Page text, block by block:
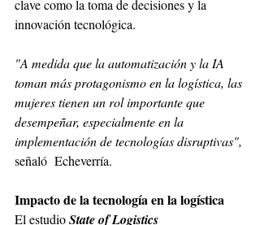
clave como la toma de decisiones y la
innovación tecnológica.
"A medida que la automatización y la IA
toman más protagonismo en la logística, las
mujeres tienen un rol importante que
desempeñar, especialmente en la
implementación de tecnologías disruptivas",
señaló  Echeverría.
Impacto de la tecnología en la logística
El estudio State of Logistics